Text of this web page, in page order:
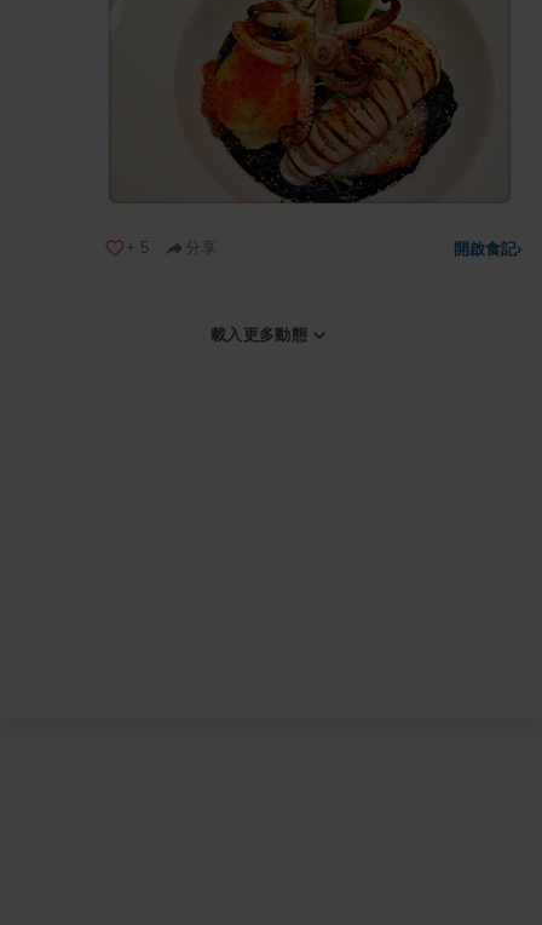
+ 5 分享 開啟食記›
載入更多動態